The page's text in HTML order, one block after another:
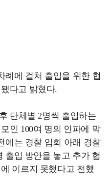
례에 걸쳐 출입을 위한 협
다고 밝혔다.
단체별 2명씩 출입하는
인 100여 명의 인파에 막
에는 경찰 입회 아래 경찰
출입 방안을 놓고 추가 협
이르지 못했다고 전했